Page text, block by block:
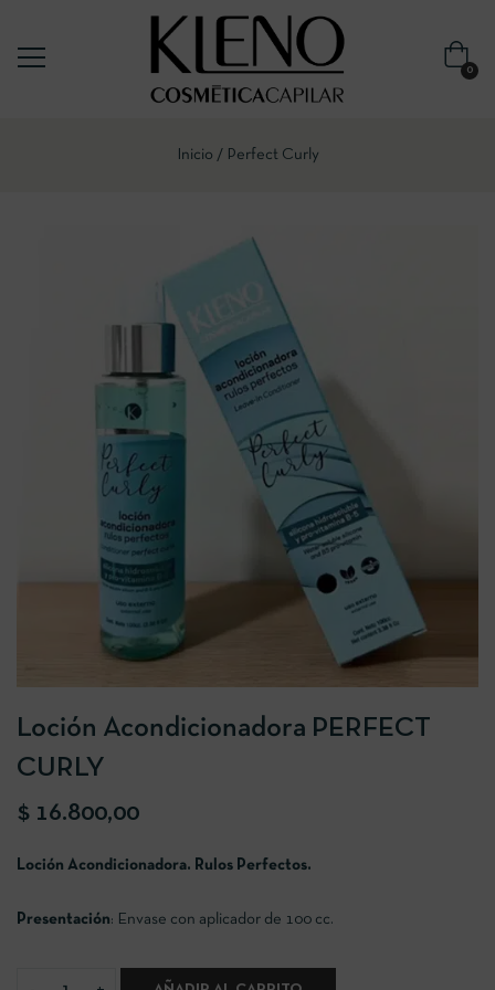
0
Inicio Perfect Curly
Loción Acondicionadora PERFECT
CURLY
$ 16.800,00
Loción Acondicionadora. Rulos Perfectos.
Presentación: Envase con aplicador de 100 cc.